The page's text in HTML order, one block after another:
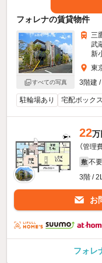
フォレナの賃貸物件
すべての写真
三
武
新
東
3階建
駐輪場あり 宅配ボックス
22万
（管理
敷 不要
3階 /
お
フォレ